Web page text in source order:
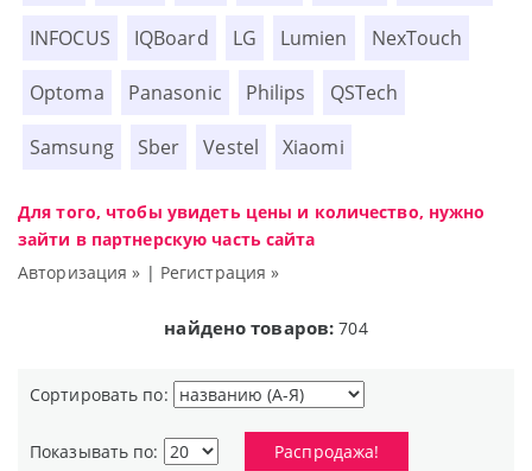
INFOCUS IQBoard LG Lumien NexTouch
Optoma Panasonic Philips QSTech
Samsung Sber Vestel Xiaomi
Для того, чтобы увидеть цены и количество, нужно
зайти в партнерскую часть сайта
Авторизация » | Регистрация »
найдено товаров: 704
Сортировать по:
Показывать по: Распродажа!